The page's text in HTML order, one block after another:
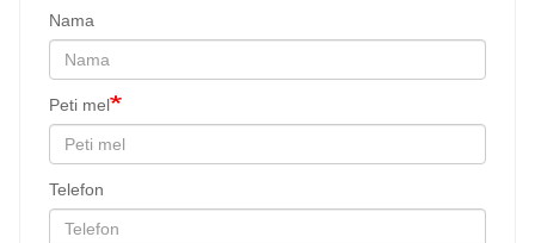
Nama
Peti mel
Telefon